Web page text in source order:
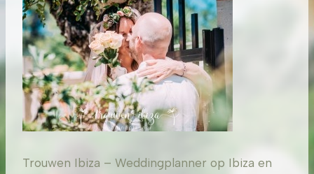
Trouwen Ibiza – Weddingplanner op Ibiza en